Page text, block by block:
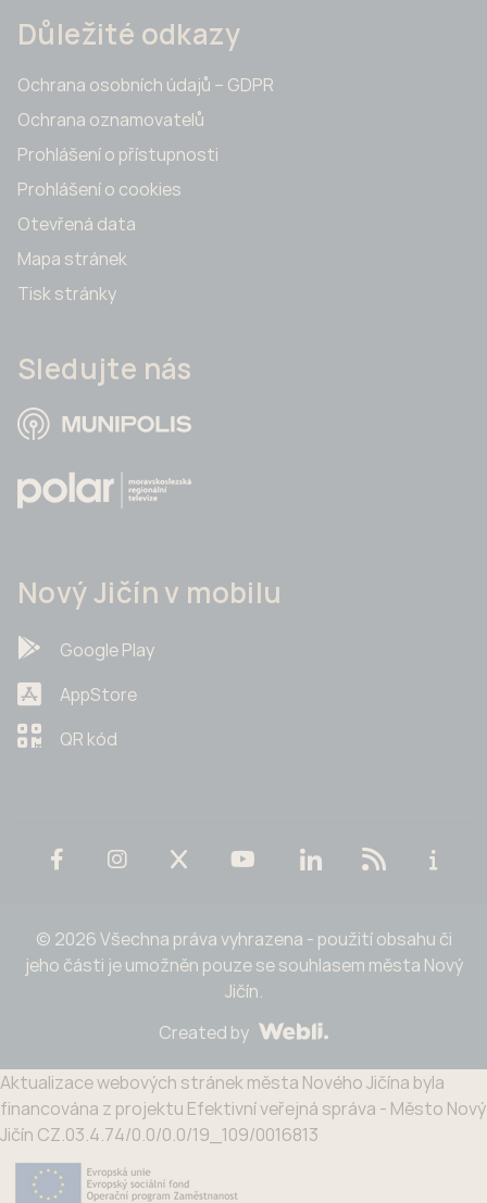
Důležité odkazy
Ochrana osobních údajů – GDPR
Ochrana oznamovatelů
Prohlášení o přístupnosti
Prohlášení o cookies
Otevřená data
Mapa stránek
Tisk stránky
Sledujte nás
Nový Jičín v mobilu
Google Play
AppStore
QR kód
© 2026 Všechna práva vyhrazena - použití obsahu či
jeho části je umožněn pouze se souhlasem města Nový
Jičín.
Created by
Aktualizace webových stránek města Nového Jičína byla
financována z projektu Efektivní veřejná správa - Město Nový
Jičín CZ.03.4.74/0.0/0.0/19_109/0016813